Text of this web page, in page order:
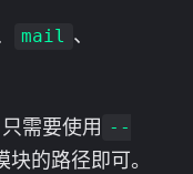
mail 、
需要使用 --
的路径即可。